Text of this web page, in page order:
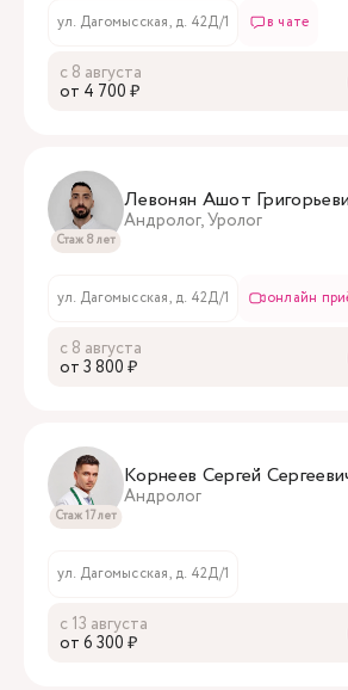
ул. Дагомысская, д. 42Д/1 в чате
с 8 августа
oт 4 700 ₽
Стаж 8 лет
Левонян Ашот
Андролог, Уролог
ул. Дагомысская, д. 42Д/1 онлайн
с 8 августа
oт 3 800 ₽
Стаж 17 лет
Корнеев Сергей
Андролог
ул. Дагомысская, д. 42Д/1
с 13 августа
oт 6 300 ₽